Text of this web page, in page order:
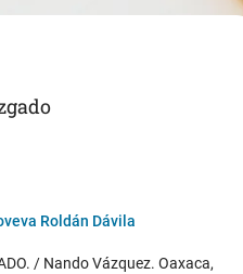
Roldán Dávila
/ Nando Vázquez. Oaxaca,